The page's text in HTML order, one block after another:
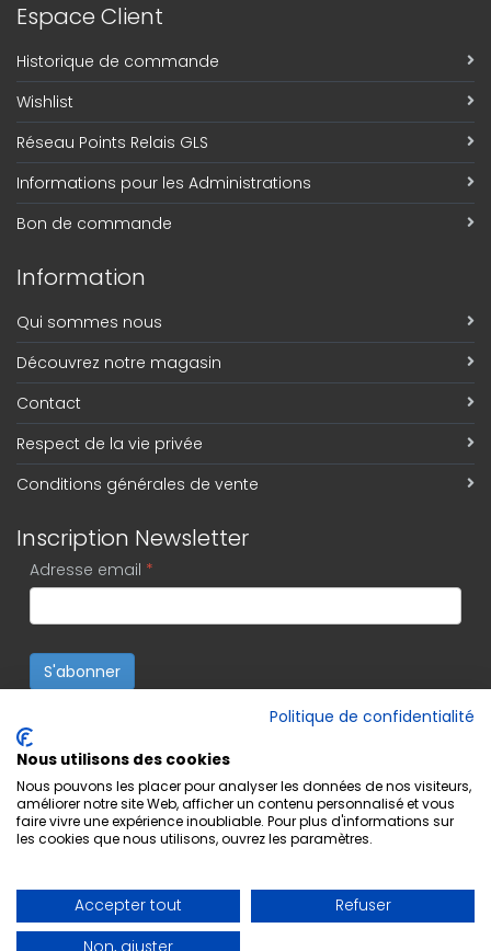
Espace Client
Historique de commande
Wishlist
Réseau Points Relais GLS
Informations pour les Administrations
Bon de commande
Information
Qui sommes nous
Découvrez notre magasin
Contact
Respect de la vie privée
Conditions générales de vente
Inscription Newsletter
Adresse email *
S'abonner
Politique de confidentialité
Nous utilisons des cookies
Nous pouvons les placer pour analyser les données de nos visiteurs,
améliorer notre site Web, afficher un contenu personnalisé et vous
faire vivre une expérience inoubliable. Pour plus d'informations sur
les cookies que nous utilisons, ouvrez les paramètres.
Accepter tout
Refuser